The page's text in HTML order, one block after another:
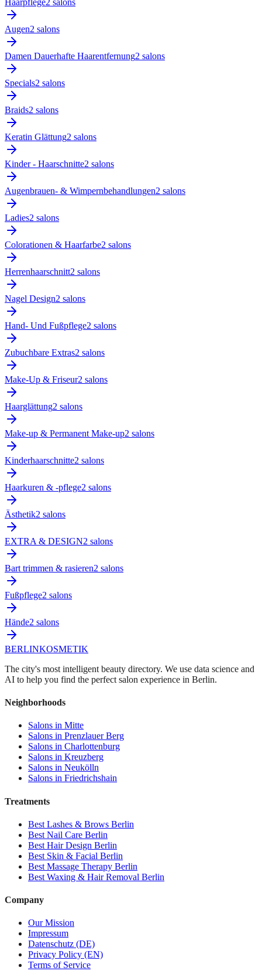
Augen2 salons
Damen Dauerhafte Haarentfernung2 salons
Specials2 salons
Braids2 salons
Keratin Glättung2 salons
Kinder - Haarschnitte2 salons
Augenbrauen- & Wimpernbehandlungen2 salons
Ladies2 salons
Colorationen & Haarfarbe2 salons
Herrenhaarschnitt2 salons
Nagel Design2 salons
Hand- Und Fußpflege2 salons
Zubuchbare Extras2 salons
Make-Up & Friseur2 salons
Haarglättung2 salons
Make-up & Permanent Make-up2 salons
Kinderhaarschnitte2 salons
Haarkuren & -pflege2 salons
Ästhetik2 salons
EXTRA & DESIGN2 salons
Bart trimmen & rasieren2 salons
Fußpflege2 salons
Hände2 salons
BERLINKOSMETIK
The city's most intelligent beauty directory. We use data science and
AI to help you find the perfect salon experience in Berlin.
Neighborhoods
Salons in Mitte
Salons in Prenzlauer Berg
Salons in Charlottenburg
Salons in Kreuzberg
Salons in Neukölln
Salons in Friedrichshain
Treatments
Best Lashes & Brows Berlin
Best Nail Care Berlin
Best Hair Design Berlin
Best Skin & Facial Berlin
Best Massage Therapy Berlin
Best Waxing & Hair Removal Berlin
Company
Our Mission
Impressum
Datenschutz (DE)
Privacy Policy (EN)
Terms of Service